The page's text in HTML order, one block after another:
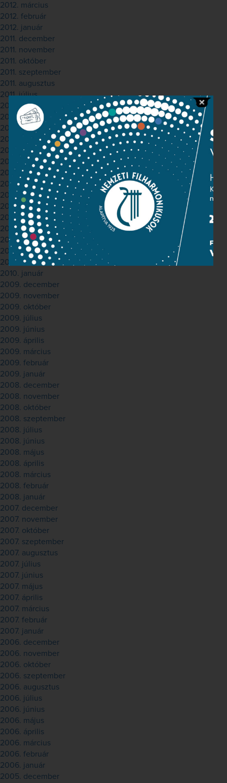
2012. március
2012. február
2012. január
2011. december
2011. november
2011. október
2011. szeptember
2011. augusztus
2011. július
2011. május
2011. április
2011. február
2011. január
2010. december
2010. november
2010. október
2010. szeptember
2010. augusztus
2010. július
2010. június
2010. május
2010. április
2010. március
2010. február
2010. január
2009. december
2009. november
2009. október
2009. július
2009. június
2009. április
2009. március
2009. február
2009. január
2008. december
2008. november
2008. október
2008. szeptember
2008. július
2008. június
2008. május
2008. április
2008. március
2008. február
2008. január
2007. december
2007. november
2007. október
2007. szeptember
2007. augusztus
2007. július
2007. június
2007. május
2007. április
2007. március
2007. február
2007. január
2006. december
2006. november
2006. október
2006. szeptember
2006. augusztus
2006. július
2006. június
2006. május
2006. április
2006. március
2006. február
2006. január
2005. december